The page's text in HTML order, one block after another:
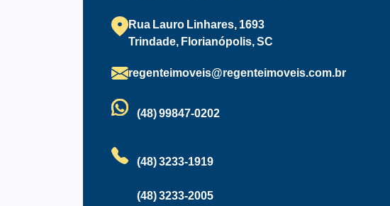
Split
Vista Panorâmica
Rua Lauro Linhares, 1693
Trindade, Florianópolis, SC
regenteimoveis@regenteimoveis.com.br
(48) 99847-0202
(48) 3233-1919
(48) 3233-2005